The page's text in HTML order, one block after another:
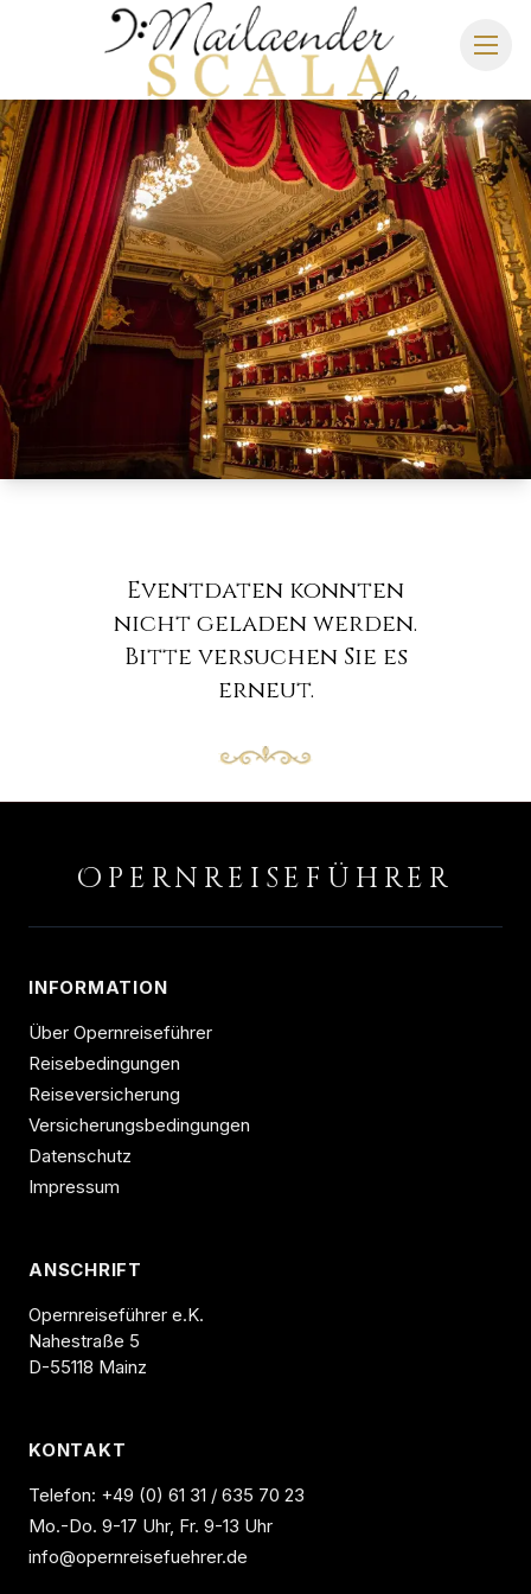
MAILÄNDER SCALA
SPIELPLAN 2026/2027
SITZPLAN HOTELS
Eventdaten konnten
nicht geladen werden.
Bitte versuchen Sie es
erneut.
O PERNREISEFÜHRER
INFORMATION
Über Opernreiseführer
Reisebedingungen
Reiseversicherung
Versicherungsbedingungen
Datenschutz
Impressum
ANSCHRIFT
Opernreiseführer e.K.
Nahestraße 5
D-55118 Mainz
KONTAKT
Telefon: +49 (0) 61 31 / 635 70 23
Mo.-Do. 9-17 Uhr, Fr. 9-13 Uhr
info@opernreisefuehrer.de